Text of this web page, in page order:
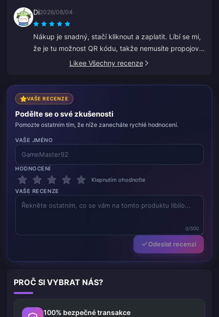
Di2026/08/04
Nákup je snadný, stačí kliknout a zaplatit. Líbí se mi,
že je tu možnost QR kódu, takže nemusíte propojovat
svou banku.Likee Všechny recenze
VAŠE RECENZE
Podělte se o své zkušenosti
Pomozte ostatním tím, že níže zanecháte rychlé hodnocení.
VAŠE JMÉNO
HODNOCENÍ
Klepnutím ohodnoťte
VAŠE RECENZE
0/500
Odeslat recenzi
PROČ SI VYBRAT NÁS?
100% bezpečné transakce